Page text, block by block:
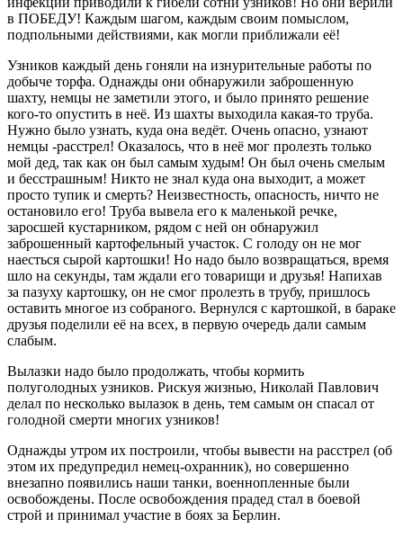
в ПОБЕДУ! Каждым шагом, каждым своим помыслом,
подпольными действиями, как могли приближали её!
Узников каждый день гоняли на изнурительные работы по
добыче торфа. Однажды они обнаружили заброшенную
шахту, немцы не заметили этого, и было принято решение
кого-то опустить в неё. Из шахты выходила какая-то труба.
Нужно было узнать, куда она ведёт. Очень опасно, узнают
немцы -расстрел! Оказалось, что в неё мог пролезть только
мой дед, так как он был самым худым! Он был очень смелым
и бесстрашным! Никто не знал куда она выходит, а может
просто тупик и смерть? Неизвестность, опасность, ничто не
остановило его! Труба вывела его к маленькой речке,
заросшей кустарником, рядом с ней он обнаружил
заброшенный картофельный участок. С голоду он не мог
наесться сырой картошки! Но надо было возвращаться, время
шло на секунды, там ждали его товарищи и друзья! Напихав
за пазуху картошку, он не смог пролезть в трубу, пришлось
оставить многое из собраного. Вернулся с картошкой, в бараке
друзья поделили её на всех, в первую очередь дали самым
слабым.
Вылазки надо было продолжать, чтобы кормить
полуголодных узников. Рискуя жизнью, Николай Павлович
делал по несколько вылазок в день, тем самым он спасал от
голодной смерти многих узников!
Однажды утром их построили, чтобы вывести на расстрел (об
этом их предупредил немец-охранник), но совершенно
внезапно появились наши танки, военнопленные были
освобождены. После освобождения прадед стал в боевой
строй и принимал участие в боях за Берлин.